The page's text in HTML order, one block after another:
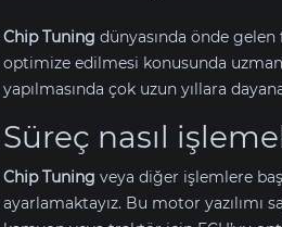
Chip Tuning dünyasında önde
optimize edilmesi konusunda
yapılmasında çok uzun yıllara
Süreç nasıl
Chip Tuning veya diğer işlemlere
ayarlamaktayız. Bu motor yazılımı